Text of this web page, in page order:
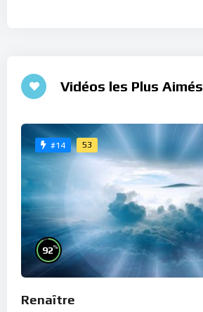
Vidéos les Plus Aimés
#14 53
92%
Renaître